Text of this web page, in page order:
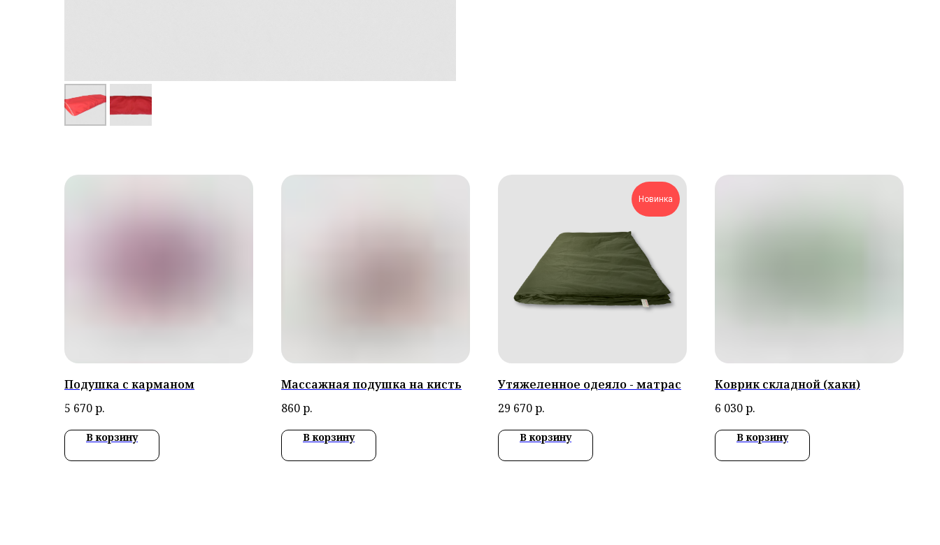
Подушка с карманом
5 670р.
В корзину
Массажная подушка на кисть
860р.
В корзину
Новинка
Утяжеленное одеяло - матрас
29 670р.
В корзину
Коврик складной (хаки)
6 030р.
В корзину